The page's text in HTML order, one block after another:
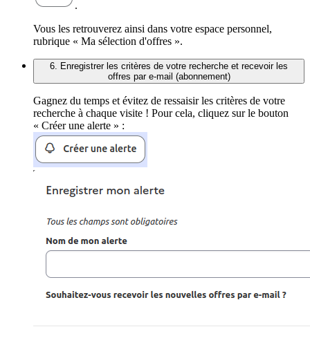
.
Vous les retrouverez ainsi dans votre espace personnel,
rubrique « Ma sélection d'offres ».
6. Enregistrer les critères de votre recherche et recevoir les
offres par e-mail (abonnement)
Gagnez du temps et évitez de ressaisir les critères de votre
recherche à chaque visite ! Pour cela, cliquez sur le bouton
« Créer une alerte » :